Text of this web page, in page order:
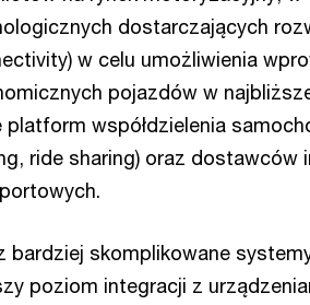
dostarczających
w celu umożliwienia
pojazdów w
platform współdzielenia
ride sharing) oraz dostawców
bardziej skomplikowane
poziom integracji z